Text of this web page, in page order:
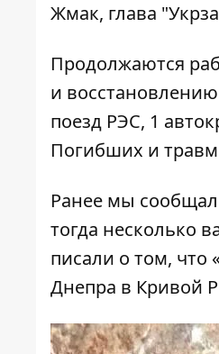
Жмак, глава
Продолжаются
и
поезд РЭС, 1
Погибших и
Ранее мы
тогда несколько
писали о том, что
Днепра в Кривой